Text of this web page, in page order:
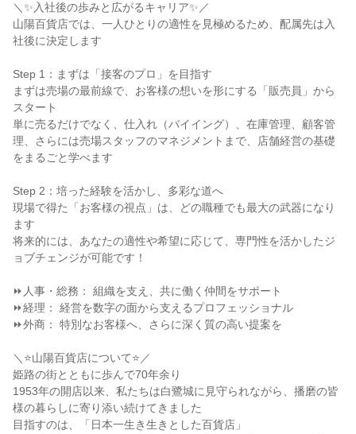
＼✨入社後の歩みと広がるキャリア✨／
山陽百貨店では、一人ひとりの適性を見極めるため、配属先は入
社後に決定します
Step 1：まずは「接客のプロ」を目指す
まずは売場の最前線で、お客様の想いを形にする「販売員」から
スタート
単に売るだけでなく、仕入れ（バイイング）、在庫管理、顧客管
理、さらには売場スタッフのマネジメントまで、店舗経営の基礎
をまるごと学べます
Step 2：培った経験を活かし、多彩な道へ
現場で得た「お客様の視点」は、どの職種でも最大の武器になり
ます
将来的には、あなたの適性や希望に応じて、専門性を活かしたジ
ョブチェンジが可能です！
⏩人事・総務： 組織を支え、共に働く仲間をサポート
⏩経理： 経営を数字の面から支えるプロフェッショナル
⏩外商： 特別なお客様へ、さらに深く質の高い提案を
＼⭐️山陽百貨店について⭐️／
姫路の街とともに歩んで70年余り
1953年の開店以来、私たちは白鷺城に見守られながら、播磨の皆
様の暮らしに寄り添い続けてきました
目指すのは、「日本一生き生きとした百貨店」